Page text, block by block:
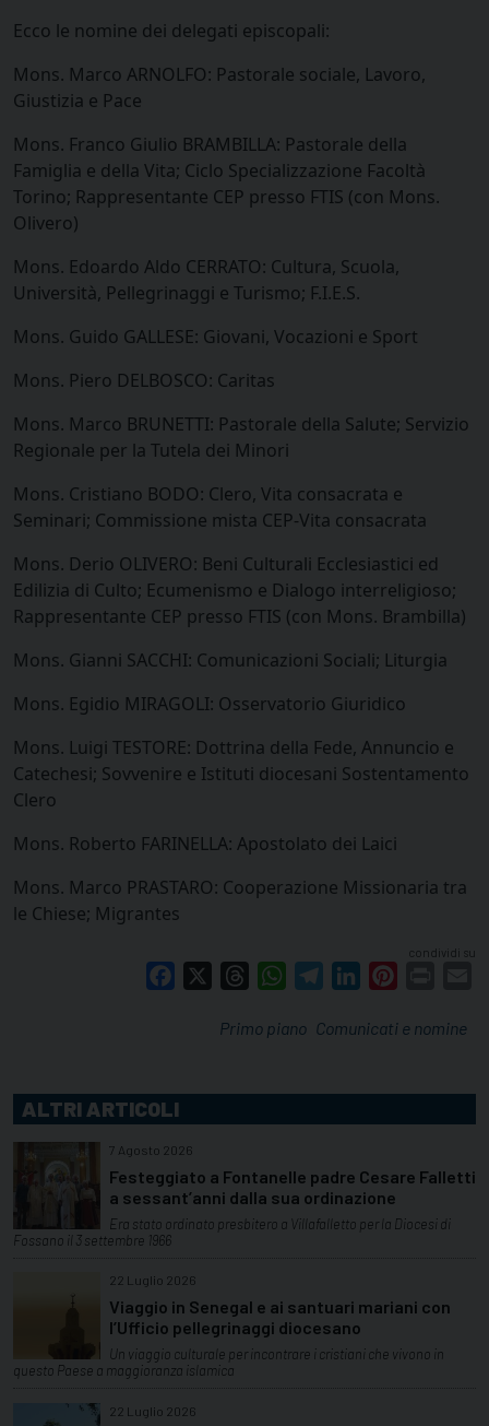
Ecco le nomine dei delegati episcopali:
Mons. Marco ARNOLFO: Pastorale sociale, Lavoro,
Giustizia e Pace
Mons. Franco Giulio BRAMBILLA: Pastorale della
Famiglia e della Vita; Ciclo Specializzazione Facoltà
Torino; Rappresentante CEP presso FTIS (con Mons.
Olivero)
Mons. Edoardo Aldo CERRATO: Cultura, Scuola,
Università, Pellegrinaggi e Turismo; F.I.E.S.
Mons. Guido GALLESE: Giovani, Vocazioni e Sport
Mons. Piero DELBOSCO: Caritas
Mons. Marco BRUNETTI: Pastorale della Salute; Servizio
Regionale per la Tutela dei Minori
Mons. Cristiano BODO: Clero, Vita consacrata e
Seminari; Commissione mista CEP-Vita consacrata
Mons. Derio OLIVERO: Beni Culturali Ecclesiastici ed
Edilizia di Culto; Ecumenismo e Dialogo interreligioso;
Rappresentante CEP presso FTIS (con Mons. Brambilla)
Mons. Gianni SACCHI: Comunicazioni Sociali; Liturgia
Mons. Egidio MIRAGOLI: Osservatorio Giuridico
Mons. Luigi TESTORE: Dottrina della Fede, Annuncio e
Catechesi; Sovvenire e Istituti diocesani Sostentamento
Clero
Mons. Roberto FARINELLA: Apostolato dei Laici
Mons. Marco PRASTARO: Cooperazione Missionaria tra
le Chiese; Migrantes
condividi su
Facebook ThreadsWhatsAppTelegramLinkedIn
Comunicati e nomine
Primo piano
ALTRI ARTICOLI
7 Agosto 2026
Festeggiato a Fontanelle padre Cesare Falletti
a sessant’anni dalla sua ordinazione
Era stato ordinato presbitero a Villafalletto per la Diocesi di
Fossano il 3 settembre 1966
22 Luglio 2026
Viaggio in Senegal e ai santuari mariani con
l’Ufficio pellegrinaggi diocesano
Un viaggio culturale per incontrare i cristiani che vivono in
questo Paese a maggioranza islamica
22 Luglio 2026